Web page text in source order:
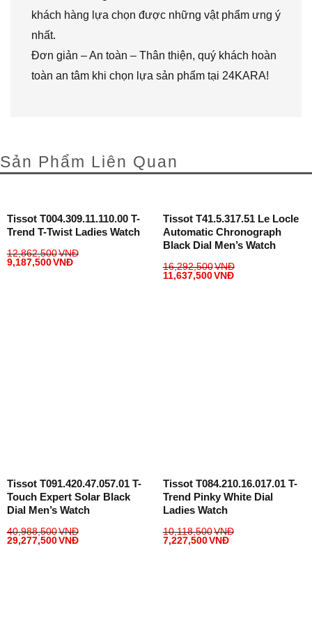
khách hàng lựa chọn được những vật phẩm ưng ý
nhất.
Đơn giản – An toàn – Thân thiện, quý khách hoàn
toàn an tâm khi chọn lựa sản phẩm tại 24KARA!
Sản Phẩm Liên Quan
Tissot T004.309.11.110.00 T-
Trend T-Twist Ladies Watch
12,862,500VNĐ
9,187,500VNĐ
Tissot T41.5.317.51 Le Locle
Automatic Chronograph
Black Dial Men’s Watch
16,292,500VNĐ
11,637,500VNĐ
Tissot T091.420.47.057.01 T-
Touch Expert Solar Black
Dial Men’s Watch
40,988,500VNĐ
29,277,500VNĐ
Tissot T084.210.16.017.01 T-
Trend Pinky White Dial
Ladies Watch
10,118,500VNĐ
7,227,500VNĐ